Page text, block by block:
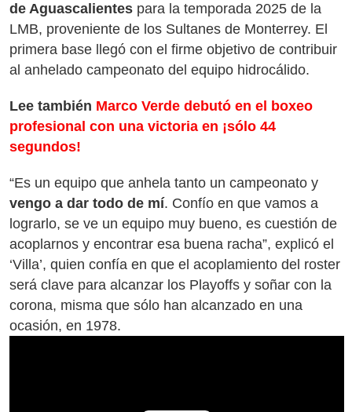
de Aguascalientes para la temporada 2025 de la
LMB, proveniente de los Sultanes de Monterrey. El
primera base llegó con el firme objetivo de contribuir
al anhelado campeonato del equipo hidrocálido.
Lee también Marco Verde debutó en el boxeo
profesional con una victoria en ¡sólo 44
segundos!
“Es un equipo que anhela tanto un campeonato y
vengo a dar todo de mí. Confío en que vamos a
lograrlo, se ve un equipo muy bueno, es cuestión de
acoplarnos y encontrar esa buena racha”, explicó el
‘Villa’, quien confía en que el acoplamiento del roster
será clave para alcanzar los Playoffs y soñar con la
corona, misma que sólo han alcanzado en una
ocasión, en 1978.